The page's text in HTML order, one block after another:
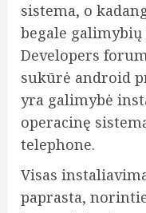
sistema, o
begale galimybių
Developers
sukūrė android
yra galimybė
operacinę
telephone.
Visas
paprasta,